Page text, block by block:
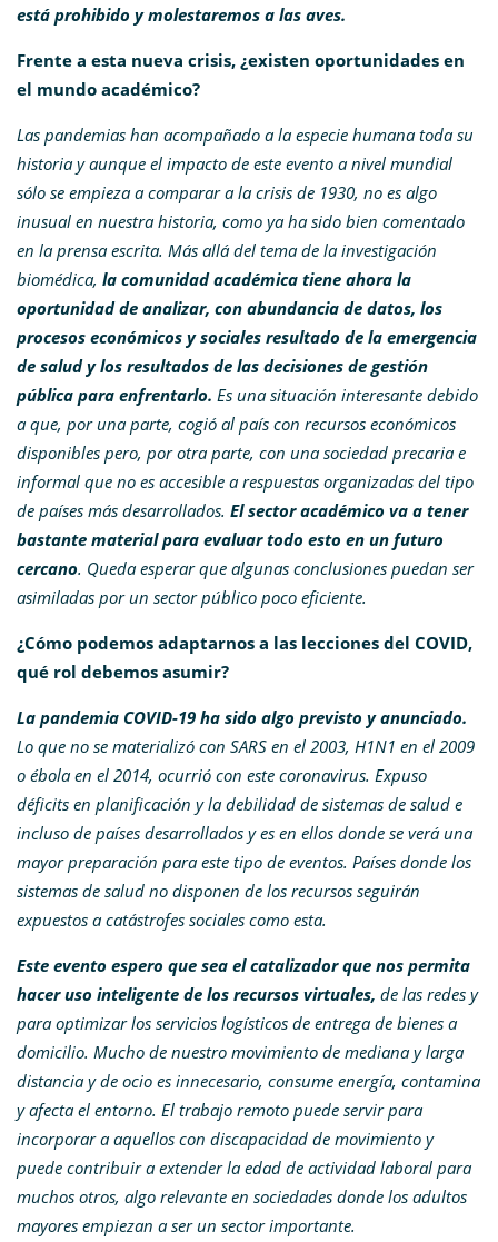
está prohibido y molestaremos a las aves.
Frente a esta nueva crisis, ¿existen oportunidades en
el mundo académico?
Las pandemias han acompañado a la especie humana toda su
historia y aunque el impacto de este evento a nivel mundial
sólo se empieza a comparar a la crisis de 1930, no es algo
inusual en nuestra historia, como ya ha sido bien comentado
en la prensa escrita. Más allá del tema de la investigación
biomédica, la comunidad académica tiene ahora la
oportunidad de analizar, con abundancia de datos, los
procesos económicos y sociales resultado de la emergencia
de salud y los resultados de las decisiones de gestión
pública para enfrentarlo. Es una situación interesante debido
a que, por una parte, cogió al país con recursos económicos
disponibles pero, por otra parte, con una sociedad precaria e
informal que no es accesible a respuestas organizadas del tipo
de países más desarrollados. El sector académico va a tener
bastante material para evaluar todo esto en un futuro
cercano. Queda esperar que algunas conclusiones puedan ser
asimiladas por un sector público poco eficiente.
¿Cómo podemos adaptarnos a las lecciones del COVID,
qué rol debemos asumir?
La pandemia COVID-19 ha sido algo previsto y anunciado.
Lo que no se materializó con SARS en el 2003, H1N1 en el 2009
o ébola en el 2014, ocurrió con este coronavirus. Expuso
déficits en planificación y la debilidad de sistemas de salud e
incluso de países desarrollados y es en ellos donde se verá una
mayor preparación para este tipo de eventos. Países donde los
sistemas de salud no disponen de los recursos seguirán
expuestos a catástrofes sociales como esta.
Este evento espero que sea el catalizador que nos permita
hacer uso inteligente de los recursos virtuales, de las redes y
para optimizar los servicios logísticos de entrega de bienes a
domicilio. Mucho de nuestro movimiento de mediana y larga
distancia y de ocio es innecesario, consume energía, contamina
y afecta el entorno. El trabajo remoto puede servir para
incorporar a aquellos con discapacidad de movimiento y
puede contribuir a extender la edad de actividad laboral para
muchos otros, algo relevante en sociedades donde los adultos
mayores empiezan a ser un sector importante.